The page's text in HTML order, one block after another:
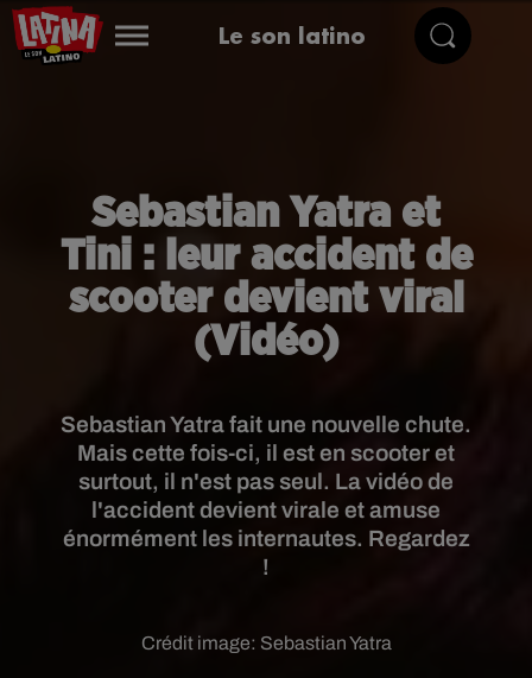
Le son latino
Sebastian Yatra et
Tini : leur accident de
scooter devient viral
(Vidéo)
Sebastian Yatra fait une nouvelle chute.
Mais cette fois-ci, il est en scooter et
surtout, il n'est pas seul. La vidéo de
l'accident devient virale et amuse
énormément les internautes. Regardez
!
Crédit image: Sebastian Yatra